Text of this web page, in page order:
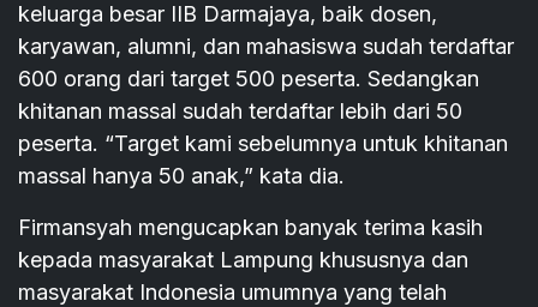
keluarga besar IIB Darmajaya, baik dosen,
karyawan, alumni, dan mahasiswa sudah terdaftar
600 orang dari target 500 peserta. Sedangkan
khitanan massal sudah terdaftar lebih dari 50
peserta. “Target kami sebelumnya untuk khitanan
massal hanya 50 anak,” kata dia.
Firmansyah mengucapkan banyak terima kasih
kepada masyarakat Lampung khususnya dan
masyarakat Indonesia umumnya yang telah